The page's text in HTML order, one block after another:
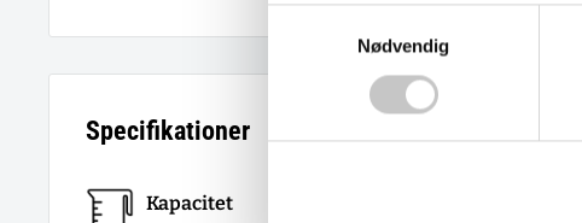
Nødvendig
Specifikationer
Kapacitet